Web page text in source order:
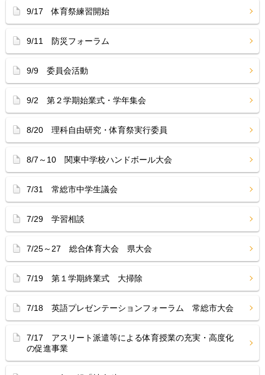
9/17 体育祭練習開始
9/11 防災フォーラム
9/9 委員会活動
9/2 第２学期始業式・学年集会
8/20 理科自由研究・体育祭実行委員
8/7～10 関東中学校ハンドボール大会
7/31 常総市中学生議会
7/29 学習相談
7/25～27 総合体育大会 県大会
7/19 第１学期終業式 大掃除
7/18 英語プレゼンテーションフォーラム 常総市大会
7/17 アスリート派遣等による体育授業の充実・高度化
の促進事業